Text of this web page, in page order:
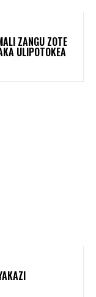
ZANGU ZOTE
ULIPOTOKEA